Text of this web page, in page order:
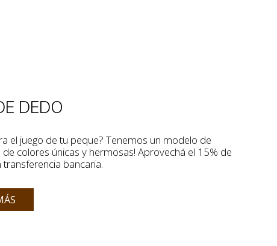
DEDO
el juego de tu peque? Tenemos un modelo de
colores únicas y hermosas! Aprovechá el 15% de
bancaria.